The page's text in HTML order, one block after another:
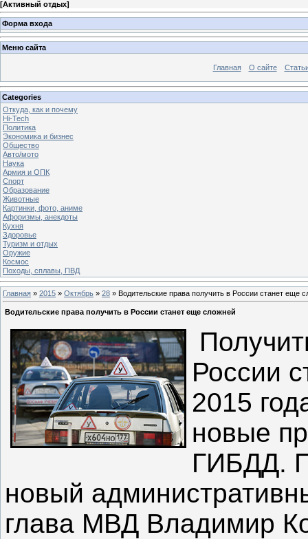
[Активный отдых]
Форма входа
Меню сайта
Главная О сайте
Categories
Откуда, как и почему
Hi-Tech
Политика
Экономика и бизнес
Общество
Авто/мото
Наука
Армия и ОПК
Спорт
Образование
Животные
Картинки, фото, аниме
Афоризмы, анекдоты
Кухня
Здоровье
Туризм и отдых
Оружие
Космос
Походы, сплавы, ПВД
Главная » 2015 » Октябрь » 28 » Водительские права получить в России станет еще
Водительские права получить в России станет еще сложней
России
2015
новые
ГИБДД.
новый
глава МВД Владимир